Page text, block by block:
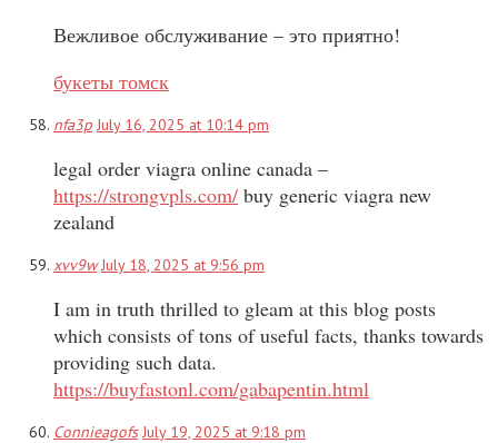
Вежливое обслуживание – это приятно!
букеты томск
nfa3p July 16, 2025 at 10:14 pm
legal order viagra online canada –
https://strongvpls.com/ buy generic viagra new
zealand
xvv9w July 18, 2025 at 9:56 pm
I am in truth thrilled to gleam at this blog posts
which consists of tons of useful facts, thanks towards
providing such data.
https://buyfastonl.com/gabapentin.html
Connieagofs July 19, 2025 at 9:18 pm